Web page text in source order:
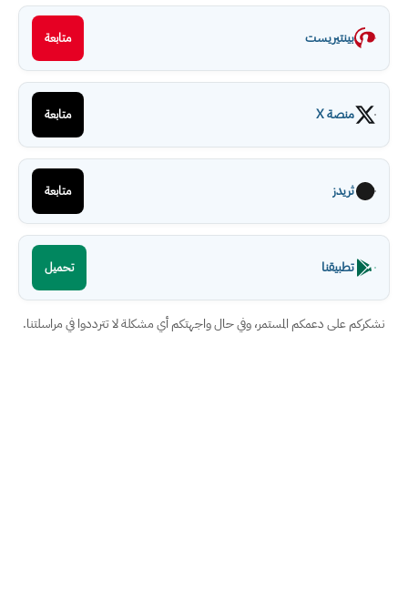
بينتيريست متابعة
منصة X متابعة
ثريدز متابعة
تطبيقنا تحميل
نشكركم على دعمكم المستمر، وفي حال واجهتكم أي مشكلة لا تترددوا في مراسلتنا.